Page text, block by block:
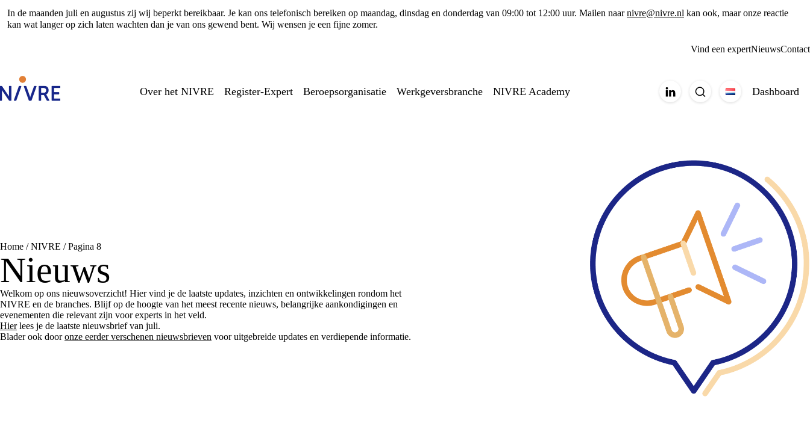
In de maanden juli en augustus zij wij beperkt bereikbaar. Je kan ons telefonisch bereiken op maandag, dinsdag en donderdag van 09:00 tot 12:00 uur. Mailen naarnivre@nivre.nl kan ook, maar onze reactie
kan wat langer op zich laten wachten dan je van ons gewend bent. Wij wensen je een fijne zomer.
Vind een expertNieuwsContact
Over het NIVRE Register-Expert Beroepsorganisatie Werkgeversbranche NIVRE Academy Dashboard
Home /NIVRE /Pagina 8
Nieuws
Welkom op ons nieuwsoverzicht! Hier vind je de laatste updates, inzichten en ontwikkelingen rondom het
NIVRE en de branches. Blijf op de hoogte van het meest recente nieuws, belangrijke aankondigingen en
evenementen die relevant zijn voor experts in het veld.
Hierlees je de laatste nieuwsbrief van juli.
Blader ook dooronze eerder verschenen nieuwsbrieven voor uitgebreide updates en verdiepende informatie.